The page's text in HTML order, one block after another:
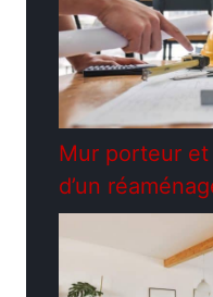
Mur porteur
d’un